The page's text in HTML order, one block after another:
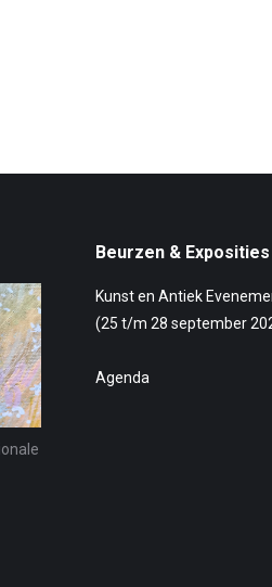
Beurzen & Exposities
Kunst en Antiek
(25 t/m 28 september
Agenda